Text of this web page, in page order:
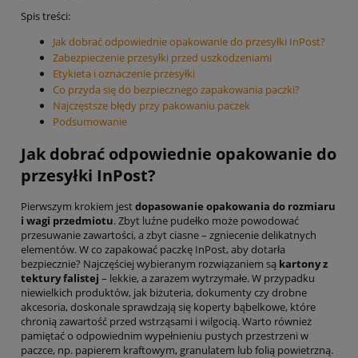
Spis treści:
Jak dobrać odpowiednie opakowanie do przesyłki InPost?
Zabezpieczenie przesyłki przed uszkodzeniami
Etykieta i oznaczenie przesyłki
Co przyda się do bezpiecznego zapakowania paczki?
Najczęstsze błędy przy pakowaniu paczek
Podsumowanie
Jak dobrać odpowiednie opakowanie do
przesyłki InPost?
Pierwszym krokiem jestdopasowanie opakowania do rozmiaru
i wagi przedmiotu. Zbyt luźne pudełko może powodować
przesuwanie zawartości, a zbyt ciasne – zgniecenie delikatnych
elementów. W co zapakować paczkę InPost, aby dotarła
bezpiecznie? Najczęściej wybieranym rozwiązaniem są kartony z
tektury falistej – lekkie, a zarazem wytrzymałe. W przypadku
niewielkich produktów, jak biżuteria, dokumenty czy drobne
akcesoria, doskonale sprawdzają się koperty bąbelkowe, które
chronią zawartość przed wstrząsami i wilgocią. Warto również
pamiętać o odpowiednim wypełnieniu pustych przestrzeni w
paczce, np. papierem kraftowym, granulatem lub folią powietrzną.